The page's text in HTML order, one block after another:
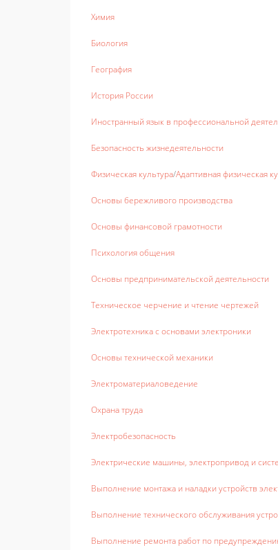
Химия
Биология
География
История России
Иностранный язык в профессиональной
Безопасность жизнедеятельности
Физическая культура/Адаптивная физическая
Основы бережливого производства
Основы финансовой грамотности
Психология общения
Основы предпринимательской деятельности
Техническое черчение и чтение чертежей
Электротехника с основами электроники
Основы технической механики
Электроматериаловедение
Охрана труда
Электробезопасность
Электрические машины, электропривод и
Выполнение монтажа и наладки устройств
Выполнение технического обслуживания
Выполнение ремонта работ по